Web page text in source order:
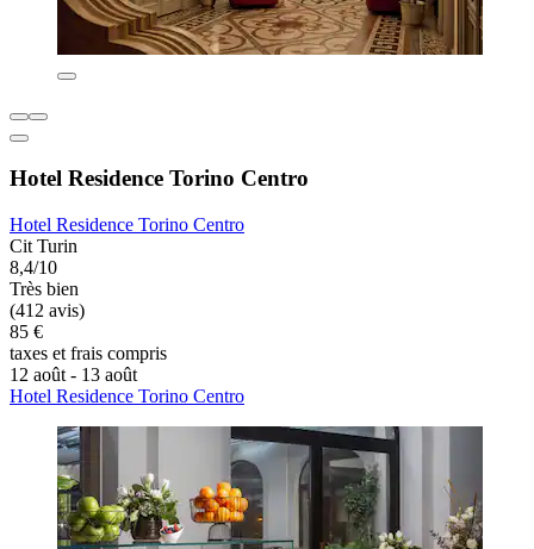
Hotel Residence Torino Centro
Hotel Residence Torino Centro
Cit Turin
8,4/10
Très bien
(412 avis)
85 €
taxes et frais compris
12 août - 13 août
Hotel Residence Torino Centro